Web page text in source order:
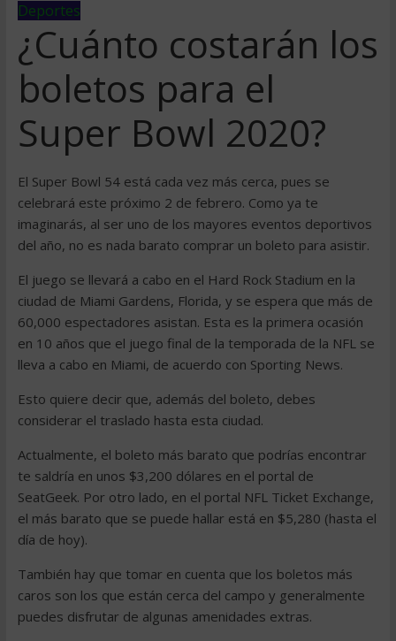
Deportes
¿Cuánto costarán los
boletos para el
Super Bowl 2020?
El Super Bowl 54 está cada vez más cerca, pues se
celebrará este próximo 2 de febrero. Como ya te
imaginarás, al ser uno de los mayores eventos deportivos
del año, no es nada barato comprar un boleto para asistir.
El juego se llevará a cabo en el Hard Rock Stadium en la
ciudad de Miami Gardens, Florida, y se espera que más de
60,000 espectadores asistan. Esta es la primera ocasión
en 10 años que el juego final de la temporada de la NFL se
lleva a cabo en Miami, de acuerdo con Sporting News.
Esto quiere decir que, además del boleto, debes
considerar el traslado hasta esta ciudad.
Actualmente, el boleto más barato que podrías encontrar
te saldría en unos $3,200 dólares en el portal de
SeatGeek. Por otro lado, en el portal NFL Ticket Exchange,
el más barato que se puede hallar está en $5,280 (hasta el
día de hoy).
También hay que tomar en cuenta que los boletos más
caros son los que están cerca del campo y generalmente
puedes disfrutar de algunas amenidades extras.